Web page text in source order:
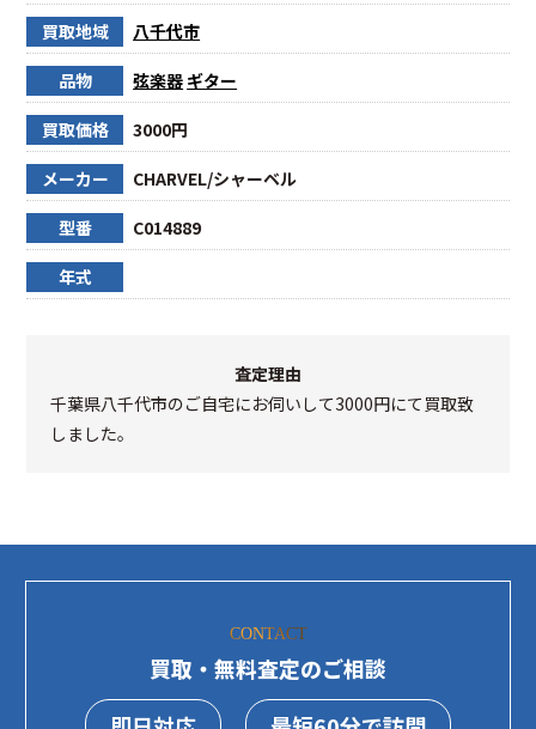
買取地域 八千代市
品物 弦楽器 ギター
買取価格 3000円
メーカー CHARVEL/シャーベル
型番 C014889
年式
査定理由
千葉県八千代市のご自宅にお伺いして3000円にて買取致
しました。
CONTACT
買取・無料査定のご相談